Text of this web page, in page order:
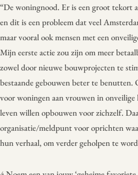
“De woningnood. Er is een groot tekort
en dit is een probleem dat veel
maar vooral ook mensen met een
Mijn eerste actie zou zijn om meer
zowel door nieuwe bouwprojecten te
bestaande gebouwen beter te benutten.
voor woningen aan vrouwen in onveilige
leven willen opbouwen voor zichzelf.
organisatie/meldpunt voor oprichten
hun verhaal, om verder geholpen te